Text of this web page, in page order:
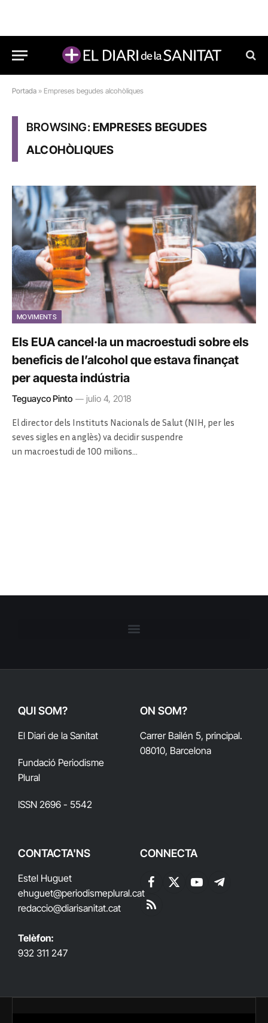
Portada » Empreses begudes alcohòliques
BROWSING:EMPRESES BEGUDES
ALCOHÒLIQUES
MOVIMENTS
Els EUA cancel·la un macroestudi sobre els
beneficis de l’alcohol que estava finançat
per aquesta indústria
Teguayco Pinto julio 4, 2018
El director dels Instituts Nacionals de Salut (NIH, per les
seves sigles en anglès) va decidir suspendre
un macroestudi de 100 milions…
QUI SOM?
El Diari de la Sanitat
Fundació Periodisme
Plural
ISSN 2696 - 5542
ON SOM?
Carrer Bailén 5, principal.
08010, Barcelona
CONTACTA'NS
Estel Huguet
ehuguet@periodismeplural.cat
redaccio@diarisanitat.cat
Telèfon:
932 311 247
CONNECTA
Facebook
X
YouTubeTelegram
RSS